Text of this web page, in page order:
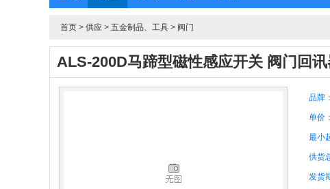
首页 > 供应 > 五金制品、工具 > 阀门
ALS-200D马蹄型磁性感应开关 阀门回
品牌：
单价：
最小
供货
发货